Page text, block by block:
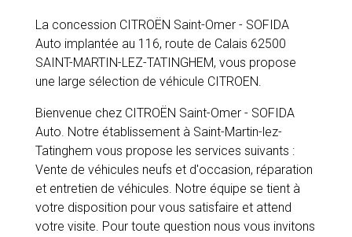
La concession CITROËN Saint-Omer - SOFIDA
Auto implantée au 116, route de Calais 62500
SAINT-MARTIN-LEZ-TATINGHEM, vous propose
une large sélection de véhicule CITROEN.
Bienvenue chez CITROËN Saint-Omer - SOFIDA
Auto. Notre établissement à Saint-Martin-lez-
Tatinghem vous propose les services suivants :
Vente de véhicules neufs et d'occasion, réparation
et entretien de véhicules. Notre équipe se tient à
votre disposition pour vous satisfaire et attend
votre visite. Pour toute question nous vous invitons